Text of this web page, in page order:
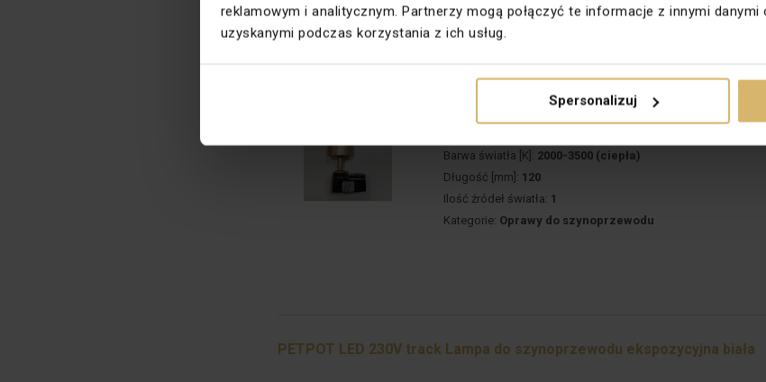
reklamowym i analitycznym. Partnerzy mogą połączyć te informacje z innymi danymi
uzyskanymi podczas korzystania z ich usług.
Spersonalizuj
OWP015AFOR
Barwa światła [K]: 2000-3500 (ciepła)
Długość [mm]: 120
Ilość źródeł światła: 1
Kategorie: Oprawy do szynoprzewodu
PETPOT LED 230V track Lampa do szynoprzewodu ekspozycyjna biała